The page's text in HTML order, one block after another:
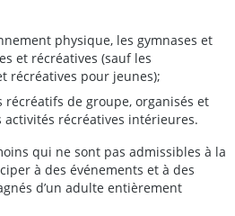
physique, les gymnases et
et récréatives (sauf les
récréatives pour jeunes);
récréatifs de groupe, organisés et
récréatives intérieures.
qui ne sont pas admissibles à la
à des événements et à des
d’un adulte entièrement